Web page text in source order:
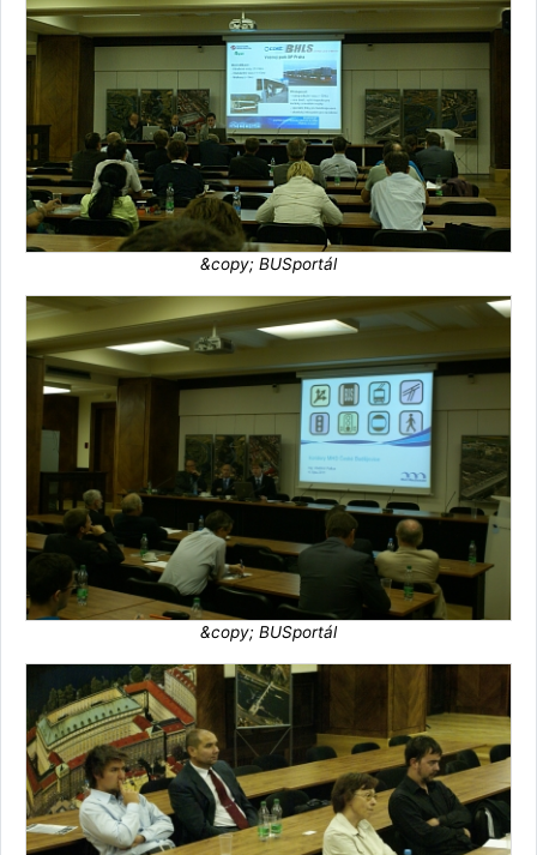
&copy; BUSportál
&copy; BUSportál